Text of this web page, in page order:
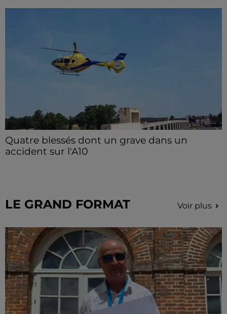
Quatre blessés dont un grave dans un
accident sur l'A10
LE GRAND FORMAT Voir plus